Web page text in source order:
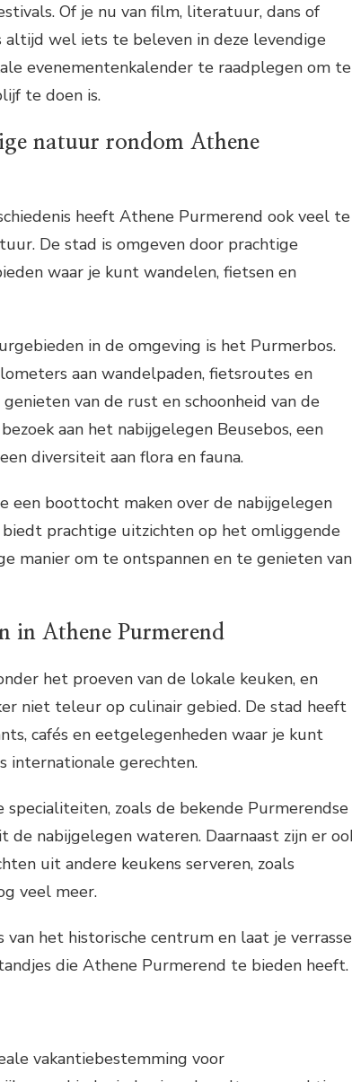
Of je nu van film, literatuur, dans of
wel iets te beleven in deze levendige
evenementenkalender te raadplegen om te
te doen is.
natuur rondom Athene
heeft Athene Purmerend ook veel te
De stad is omgeven door prachtige
waar je kunt wandelen, fietsen en
in de omgeving is het Purmerbos.
aan wandelpaden, fietsroutes en
van de rust en schoonheid van de
aan het nabijgelegen Beusebos, een
diversiteit aan flora en fauna.
een boottocht maken over de nabijgelegen
prachtige uitzichten op het omliggende
manier om te ontspannen en te genieten van
in Athene Purmerend
het proeven van de lokale keuken, en
niet teleur op culinair gebied. De stad heeft
cafés en eetgelegenheden waar je kunt
internationale gerechten.
specialiteiten, zoals de bekende Purmerendse
de nabijgelegen wateren. Daarnaast zijn er
uit andere keukens serveren, zoals
veel meer.
het historische centrum en laat je
die Athene Purmerend te bieden heeft.
vakantiebestemming voor